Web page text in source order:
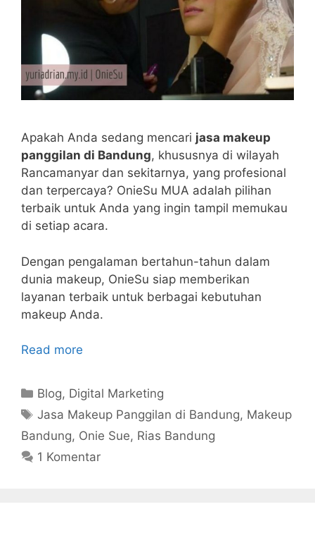
Apakah Anda sedang mencari jasa makeup
panggilan di Bandung, khususnya di wilayah
Rancamanyar dan sekitarnya, yang profesional
dan terpercaya? OnieSu MUA adalah pilihan
terbaik untuk Anda yang ingin tampil memukau
di setiap acara.
Dengan pengalaman bertahun-tahun dalam
dunia makeup, OnieSu siap memberikan
layanan terbaik untuk berbagai kebutuhan
makeup Anda.
Read more
Kategori
Blog, Digital Marketing
Tag
Jasa Makeup Panggilan di Bandung, Makeup
Bandung, Onie Sue, Rias Bandung
1 Komentar